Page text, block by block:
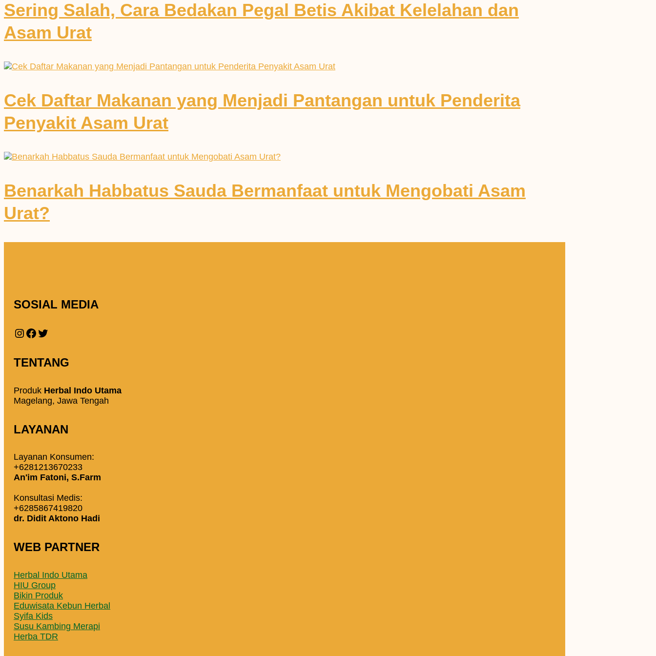
Sering Salah, Cara Bedakan Pegal Betis Akibat Kelelahan dan
Asam Urat
Cek Daftar Makanan yang Menjadi Pantangan untuk Penderita
Penyakit Asam Urat
Benarkah Habbatus Sauda Bermanfaat untuk Mengobati Asam
Urat?
SOSIAL MEDIA
Instagram
Facebook
Twitter
TENTANG
Produk Herbal Indo Utama
Magelang, Jawa Tengah
LAYANAN
Layanan Konsumen:
+6281213670233
An'im Fatoni, S.Farm
Konsultasi Medis:
+6285867419820
dr. Didit Aktono Hadi
WEB PARTNER
Herbal Indo Utama
HIU Group
Bikin Produk
Eduwisata Kebun Herbal
Syifa Kids
Susu Kambing Merapi
Herba TDR